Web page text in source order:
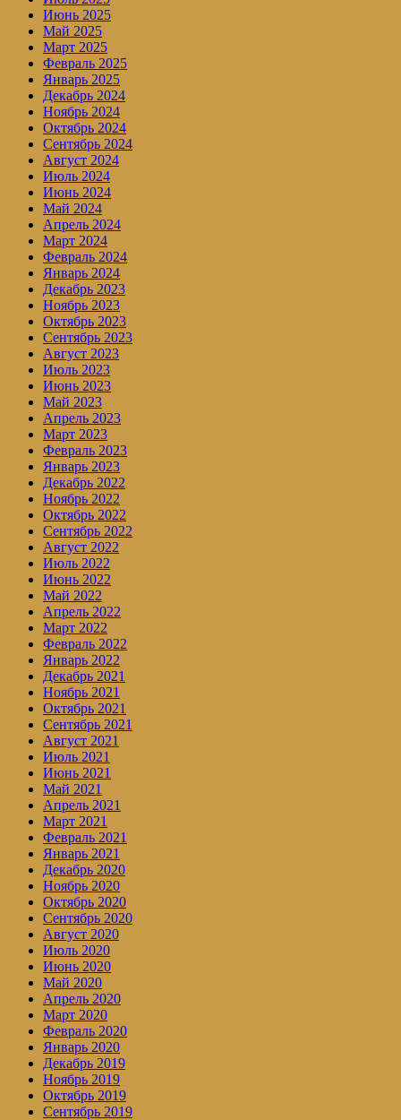
Июнь 2025
Май 2025
Март 2025
Февраль 2025
Январь 2025
Декабрь 2024
Ноябрь 2024
Октябрь 2024
Сентябрь 2024
Август 2024
Июль 2024
Июнь 2024
Май 2024
Апрель 2024
Март 2024
Февраль 2024
Январь 2024
Декабрь 2023
Ноябрь 2023
Октябрь 2023
Сентябрь 2023
Август 2023
Июль 2023
Июнь 2023
Май 2023
Апрель 2023
Март 2023
Февраль 2023
Январь 2023
Декабрь 2022
Ноябрь 2022
Октябрь 2022
Сентябрь 2022
Август 2022
Июль 2022
Июнь 2022
Май 2022
Апрель 2022
Март 2022
Февраль 2022
Январь 2022
Декабрь 2021
Ноябрь 2021
Октябрь 2021
Сентябрь 2021
Август 2021
Июль 2021
Июнь 2021
Май 2021
Апрель 2021
Март 2021
Февраль 2021
Январь 2021
Декабрь 2020
Ноябрь 2020
Октябрь 2020
Сентябрь 2020
Август 2020
Июль 2020
Июнь 2020
Май 2020
Апрель 2020
Март 2020
Февраль 2020
Январь 2020
Декабрь 2019
Ноябрь 2019
Октябрь 2019
Сентябрь 2019